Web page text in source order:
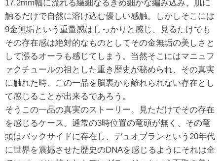
17.2mm幅に流れる繊細なるきめ細かな編み込み、肌に
触るだけで自然に溶け込む優しい感触。しかしそこには
9金無垢という重量感はしっかりと感じ、見るたけでも
その存在感は絶対的なものとしてその金無垢の美しさと
して漲るオーラも感じてしまう。当然そこにはマニュフ
ァクチュールの祖とした重き歴史が秘められ、その真実
に触れた時、この一品を脳裏から離れられない存在とし
て感じることが出来るであろう。
そうこの一品の真実のストーリー。見ただけでその存在
を感じるケース。通常の3時位置の竜頭が無く、その竜
頭はバックサイドに存在し、デュオブランという20年代
に世界を震撼させた歴史のDNAを感じるようにそれは全